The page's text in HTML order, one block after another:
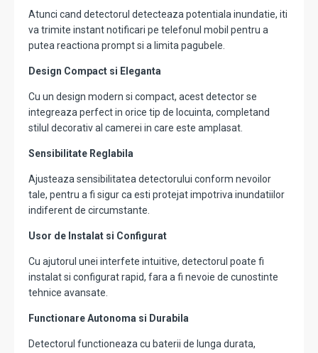
Atunci cand detectorul detecteaza potentiala inundatie, iti
va trimite instant notificari pe telefonul mobil pentru a
putea reactiona prompt si a limita pagubele.
Design Compact si Eleganta
Cu un design modern si compact, acest detector se
integreaza perfect in orice tip de locuinta, completand
stilul decorativ al camerei in care este amplasat.
Sensibilitate Reglabila
Ajusteaza sensibilitatea detectorului conform nevoilor
tale, pentru a fi sigur ca esti protejat impotriva inundatiilor
indiferent de circumstante.
Usor de Instalat si Configurat
Cu ajutorul unei interfete intuitive, detectorul poate fi
instalat si configurat rapid, fara a fi nevoie de cunostinte
tehnice avansate.
Functionare Autonoma si Durabila
Detectorul functioneaza cu baterii de lunga durata,